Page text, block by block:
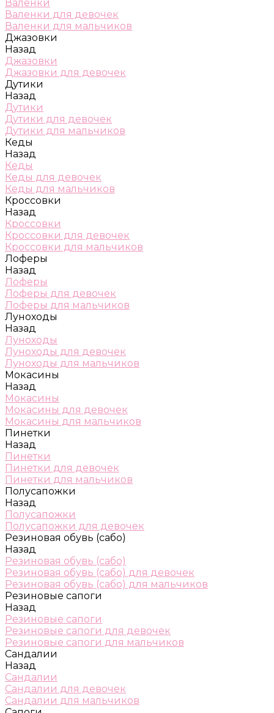
Валенки
Валенки для девочек
Валенки для мальчиков
Джазовки
Назад
Джазовки
Джазовки для девочек
Дутики
Назад
Дутики
Дутики для девочек
Дутики для мальчиков
Кеды
Назад
Кеды
Кеды для девочек
Кеды для мальчиков
Кроссовки
Назад
Кроссовки
Кроссовки для девочек
Кроссовки для мальчиков
Лоферы
Назад
Лоферы
Лоферы для девочек
Лоферы для мальчиков
Луноходы
Назад
Луноходы
Луноходы для девочек
Луноходы для мальчиков
Мокасины
Назад
Мокасины
Мокасины для девочек
Мокасины для мальчиков
Пинетки
Назад
Пинетки
Пинетки для девочек
Пинетки для мальчиков
Полусапожки
Назад
Полусапожки
Полусапожки для девочек
Резиновая обувь (сабо)
Назад
Резиновая обувь (сабо)
Резиновая обувь (сабо) для девочек
Резиновая обувь (сабо) для мальчиков
Резиновые сапоги
Назад
Резиновые сапоги
Резиновые сапоги для девочек
Резиновые сапоги для мальчиков
Сандалии
Назад
Сандалии
Сандалии для девочек
Сандалии для мальчиков